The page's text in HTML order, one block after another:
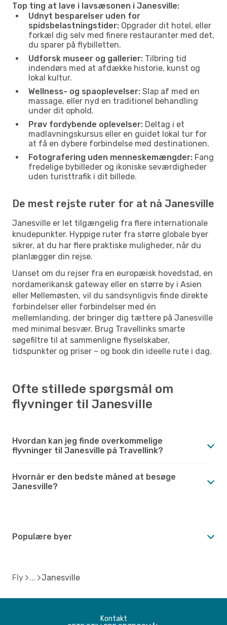
Top ting at lave i lavsæsonen i Janesville:
Udnyt besparelser uden for
spidsbelastningstider: Opgrader dit hotel, eller
forkæl dig selv med finere restauranter med det,
du sparer på flybilletten.
Udforsk museer og gallerier: Tilbring tid
indendørs med at afdække historie, kunst og
lokal kultur.
Wellness- og spaoplevelser: Slap af med en
massage, eller nyd en traditionel behandling
under dit ophold.
Prøv fordybende oplevelser: Deltag i et
madlavningskursus eller en guidet lokal tur for
at få en dybere forbindelse med destinationen.
Fotografering uden menneskemængder: Fang
fredelige bybilleder og ikoniske seværdigheder
uden turisttrafik i dit billede.
De mest rejste ruter for at nå Janesville
Janesville er let tilgængelig fra flere internationale
knudepunkter. Hyppige ruter fra større globale byer
sikrer, at du har flere praktiske muligheder, når du
planlægger din rejse.
Uanset om du rejser fra en europæisk hovedstad, en
nordamerikansk gateway eller en større by i Asien
eller Mellemøsten, vil du sandsynligvis finde direkte
forbindelser eller forbindelser med én
mellemlanding, der bringer dig tættere på Janesville
med minimal besvær. Brug Travellinks smarte
søgefiltre til at sammenligne flyselskaber,
tidspunkter og priser – og book din ideelle rute i dag.
Ofte stillede spørgsmål om
flyvninger til Janesville
Hvordan kan jeg finde overkommelige
flyvninger til Janesville på Travellink?
Hvornår er den bedste måned at besøge
Janesville?
Populære byer
Fly Janesville
Kontakt